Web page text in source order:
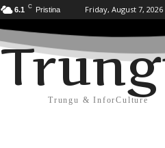
6.1 C Pristina Friday, August 7, 2026
Trungu & InforCulture